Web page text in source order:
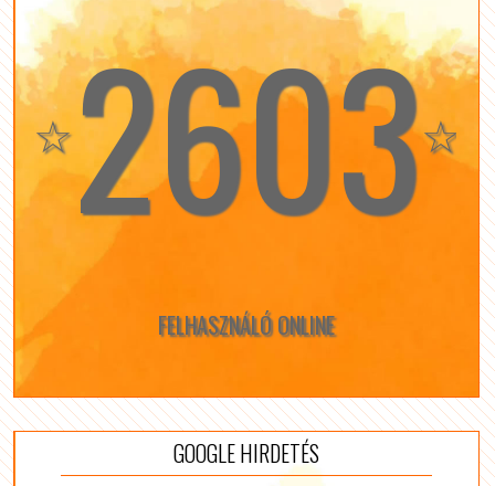
☆2603☆
FELHASZNÁLÓ ONLINE
GOOGLE HIRDETÉS